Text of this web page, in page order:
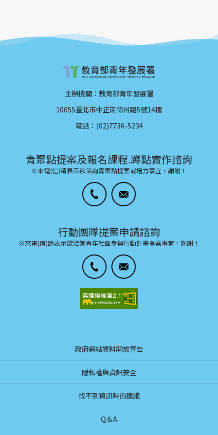
主辦機關：教育部青年發展署
10055臺北市中正區徐州路5號14樓
電話：(02)7736-5234
青聚點提案及報名課程.蹲點實作諮詢
※來電(信)請表示欲洽詢青聚點提案或培力事宜，謝謝！
行動團隊提案申請諮詢
※來電(信)請表示欲洽詢青年社區參與行動計畫提案事宜，謝謝！
政府網站資料開放宣告
隱私權與資訊安全
找不到資訊時的建議
Q＆A